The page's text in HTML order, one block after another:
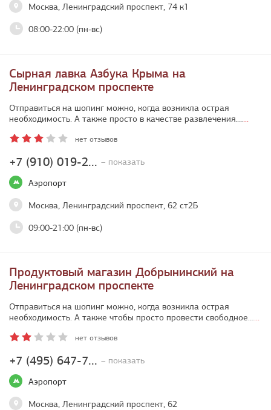
Москва, Ленинградский проспект, 74 к1
08:00-22:00 (пн-вс)
Сырная лавка Азбука Крыма на
Ленинградском проспекте
+7 (910) 019-2... – показать
Аэропорт
Москва, Ленинградский проспект, 62 ст2Б
09:00-21:00 (пн-вс)
Отправиться на шопинг можно, когда возникла острая
необходимость. А также просто в качестве развлечения.…...
нет отзывов
Продуктовый магазин Добрынинский на
Ленинградском проспекте
+7 (495) 647-7... – показать
Аэропорт
Москва, Ленинградский проспект, 62
Отправиться на шопинг можно, когда возникла острая
необходимость. А также чтобы просто провести свободное…...
нет отзывов